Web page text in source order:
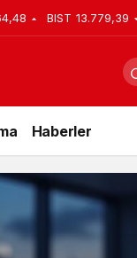
BIST 13.779,39
Haberler